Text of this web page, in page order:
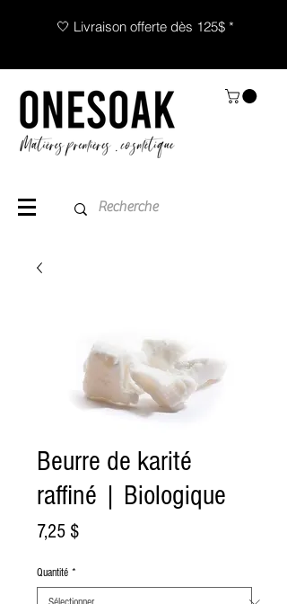
🤍 Livraison offerte dès 125$ *
Beurre de karité
raffiné | Biologique
7,25 $Prix
Quantité *